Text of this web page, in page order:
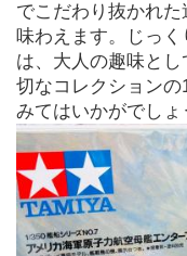
でこだわり抜かれ
味わえます。じっ
は、大人の趣味と
切なコレクション
みてはいかがでしょ